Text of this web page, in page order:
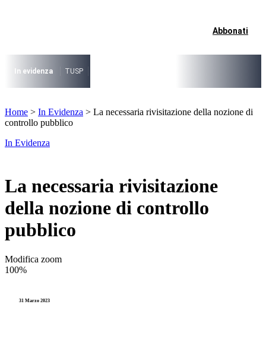
I più cercati
Lorem ipsum dolor sit amet consectetur
Lorem ipsum dolor sit amet consectetur
Abbonati
In evidenza TUSP
Lorem ipsum dolor sit amet consectetur
Home > In Evidenza > La necessaria rivisitazione della nozione di
controllo pubblico
In Evidenza
La necessaria rivisitazione
della nozione di controllo
pubblico
Modifica zoom
100%
31 Marzo 2023